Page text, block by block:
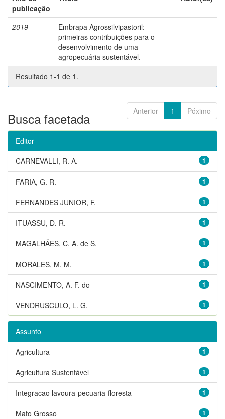
publicação
2019
Embrapa Agrossilvipastoril:
primeiras contribuições para o
desenvolvimento de uma
agropecuária sustentável.
-
Resultado 1-1 de 1.
Anterior 1 Póximo
Busca facetada
Editor
1
CARNEVALLI, R. A.
1
FARIA, G. R.
1
FERNANDES JUNIOR, F.
1
ITUASSU, D. R.
1
MAGALHÃES, C. A. de S.
1
MORALES, M. M.
1
NASCIMENTO, A. F. do
1
VENDRUSCULO, L. G.
Assunto
1
Agricultura
1
Agricultura Sustentável
1
Integracao lavoura-pecuaria-floresta
1
Mato Grosso